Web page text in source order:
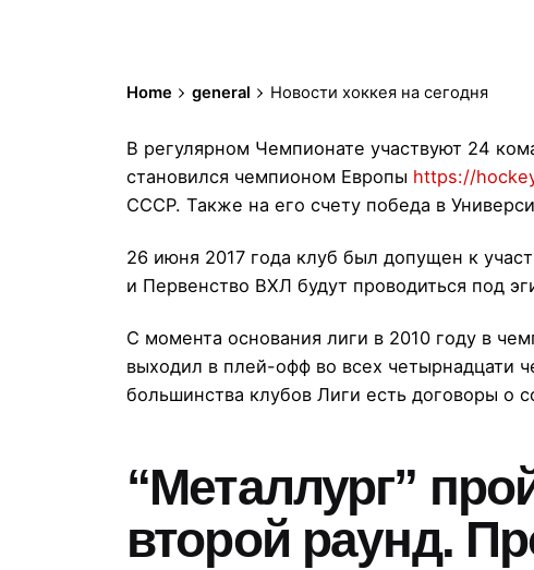
Home general Новости хоккея на сегодня
В регулярном Чемпионате участвуют 24
становился чемпионом Европы https://
СССР. Также на его счету победа в
26 июня 2017 года клуб был допущен к
и Первенство ВХЛ будут проводиться под
С момента основания лиги в 2010 году в
выходил в плей-офф во всех четырнадцати
большинства клубов Лиги есть договоры о
“Металлург”
второй раунд.